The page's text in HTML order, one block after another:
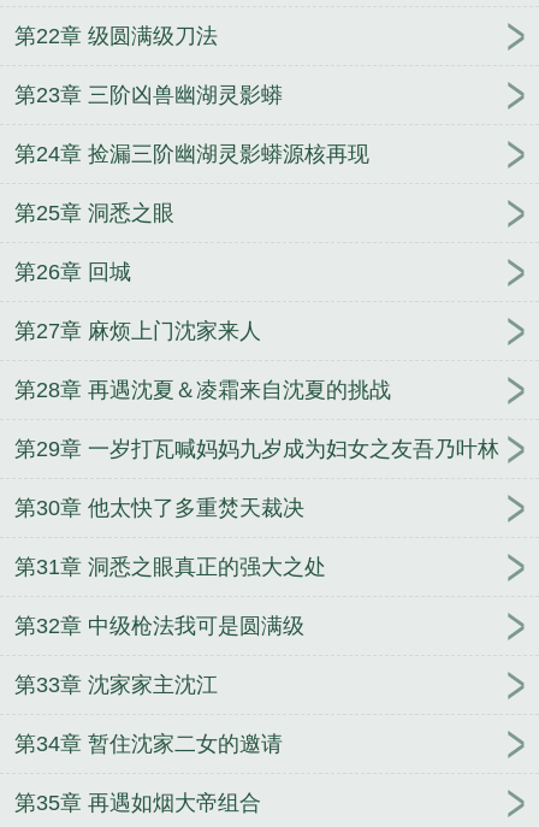
第22章 级圆满级刀法
第23章 三阶凶兽幽湖灵影蟒
第24章 捡漏三阶幽湖灵影蟒源核再现
第25章 洞悉之眼
第26章 回城
第27章 麻烦上门沈家来人
第28章 再遇沈夏＆凌霜来自沈夏的挑战
第29章 一岁打瓦喊妈妈九岁成为妇女之友吾乃叶林
第30章 他太快了多重焚天裁决
第31章 洞悉之眼真正的强大之处
第32章 中级枪法我可是圆满级
第33章 沈家家主沈江
第34章 暂住沈家二女的邀请
第35章 再遇如烟大帝组合